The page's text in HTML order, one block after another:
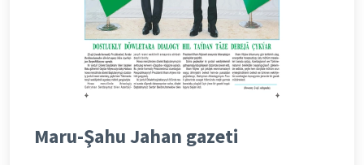
Maru-Şahu Jahan gazeti